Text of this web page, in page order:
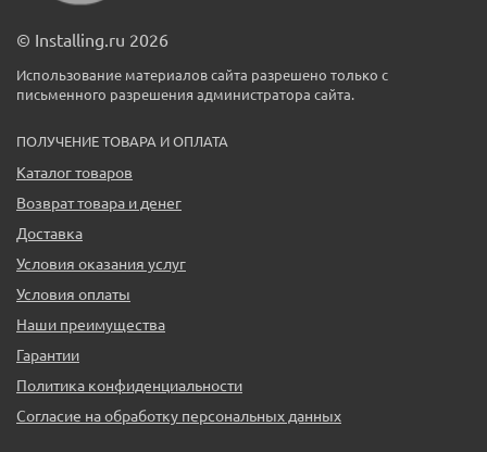
© Installing.ru 2026
Использование материалов сайта разрешено только с
письменного разрешения администратора сайта.
ПОЛУЧЕНИЕ ТОВАРА И ОПЛАТА
Каталог товаров
Возврат товара и денег
Доставка
Условия оказания услуг
Условия оплаты
Наши преимущества
Гарантии
Политика конфиденциальности
Согласие на обработку персональных данных